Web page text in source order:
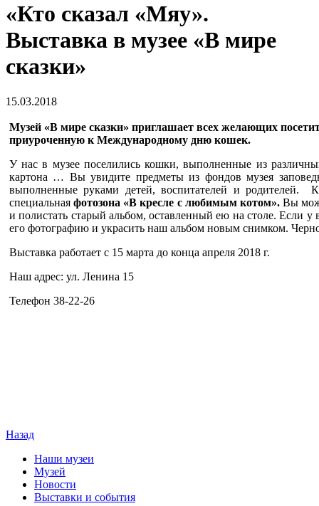
«Кто сказал «Мяу».
Выставка в музее «В мире
сказки»
15.03.2018
Музей «В мире сказки» приглашает всех желающих
приуроченную к Международному дню кошек.
У нас в музее поселились кошки, выполненные из
картона … Вы увидите предметы из фондов музея
выполненные руками детей, воспитателей и родителей.
специальнаяфотозона «В кресле с любимым котом».Вы
и полистать старый альбом, оставленный ею на столе. Если
его фотографию и украсить наш альбом новым снимком.
Выставка работает с 15 марта до конца апреля 2018 г.
Наш адрес: ул. Ленина 15
Телефон 38-22-26
Назад
Наши музеи
Музей
Новости
Выставки и события